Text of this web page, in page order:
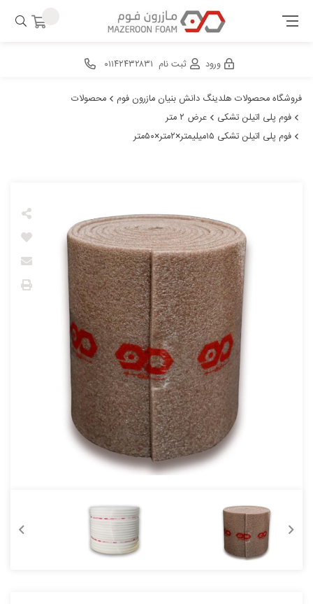
ورود ثبت نام ۰۱۱۴۲۴۳۲۸۳۱
فروشگاه محصولات هلدینگ دانش بنیان مازرون فوم
محصولات
فوم پلی اتیلن تشکی
عرض ۲ متر
فوم پلی اتیلن تشکی ۱۵میلیمتر×۲متر×۵۰متر